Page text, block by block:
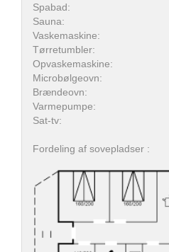
Spabad:
Sauna:
Vaskemaskine:
Tørretumbler:
Opvaskemaskine:
Microbølgeovn:
Brændeovn:
Varmepumpe:
Sat-tv:
Fordeling af sovepladser :